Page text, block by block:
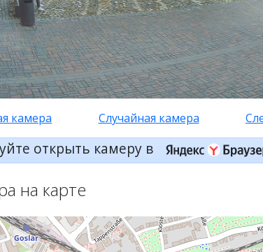
камера Случайная камера
открыть камеру в
на карте